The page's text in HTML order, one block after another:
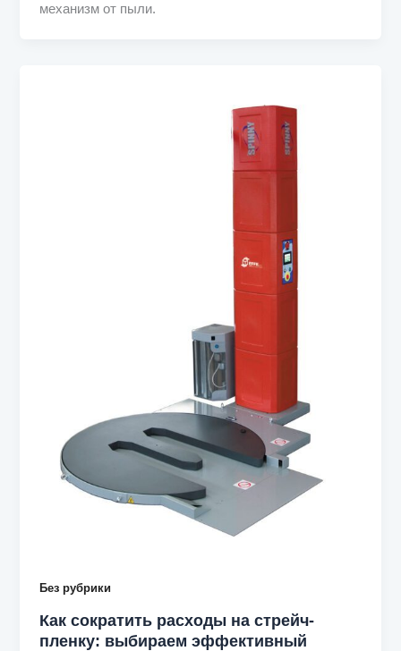
механизм от пыли.
Без рубрики
Как сократить расходы на стрейч-
пленку: выбираем эффективный